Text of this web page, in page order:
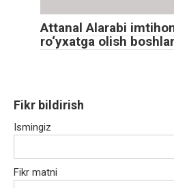
Attanal Alarabi
ro‘yxatga olish
Fikr bildirish
Ismingiz
Fikr matni